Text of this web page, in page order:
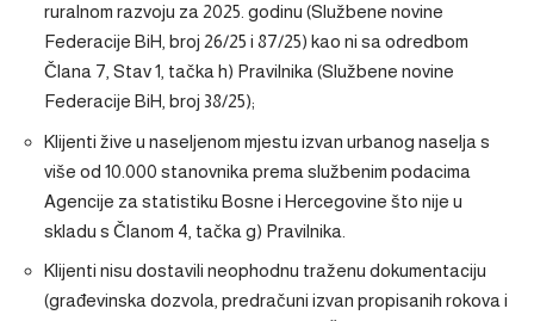
ruralnom razvoju za 2025. godinu (Službene novine
Federacije BiH, broj 26/25 i 87/25) kao ni sa odredbom
Člana 7, Stav 1, tačka h) Pravilnika (Službene novine
Federacije BiH, broj 38/25);
Klijenti žive u naseljenom mjestu izvan urbanog naselja s
više od 10.000 stanovnika prema službenim podacima
Agencije za statistiku Bosne i Hercegovine što nije u
skladu s Članom 4, tačka g) Pravilnika.
Klijenti nisu dostavili neophodnu traženu dokumentaciju
(građevinska dozvola, predračuni izvan propisanih rokova i